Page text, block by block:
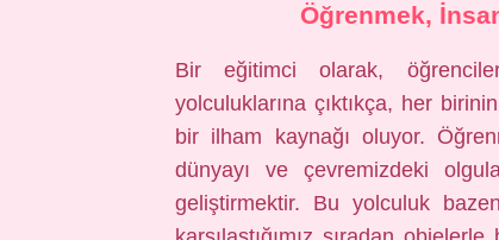
Öğrenmek,
Bir eğitimci olarak,
yolculuklarına çıktıkça, her
bir ilham kaynağı oluyor.
dünyayı ve çevremizdeki
geliştirmektir. Bu yolculuk